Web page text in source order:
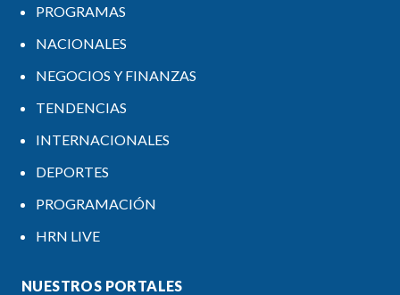
PROGRAMAS
NACIONALES
NEGOCIOS Y FINANZAS
TENDENCIAS
INTERNACIONALES
DEPORTES
PROGRAMACIÓN
HRN LIVE
NUESTROS PORTALES